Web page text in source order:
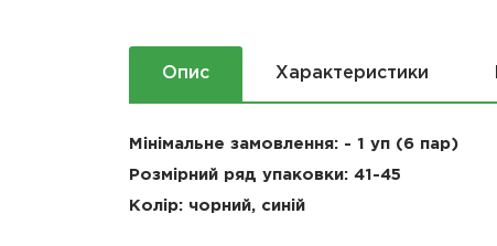
Опис Характеристики
Мінімальне замовлення: - 1 уп (6 пар)
Розмірний ряд упаковки: 41-45
Колір: чорний, синій